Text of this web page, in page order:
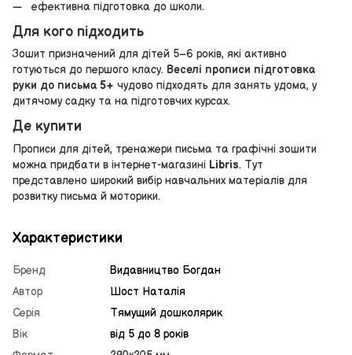
ефективна підготовка до школи.
Для кого підходить
Зошит призначений для дітей 5–6 років, які активно
готуються до першого класу. Веселі прописи підготовка
руки до письма 5+ чудово підходять для занять удома, у
дитячому садку та на підготовчих курсах.
Де купити
Прописи для дітей, тренажери письма та графічні зошити
можна придбати в інтернет-магазині Libris. Тут
представлено широкий вибір навчальних матеріалів для
розвитку письма й моторики.
Характеристики
Бренд
Видавництво Богдан
Автор
Шост Наталія
Серія
Тямущий дошколярик
Вік
від 5 до 8 років